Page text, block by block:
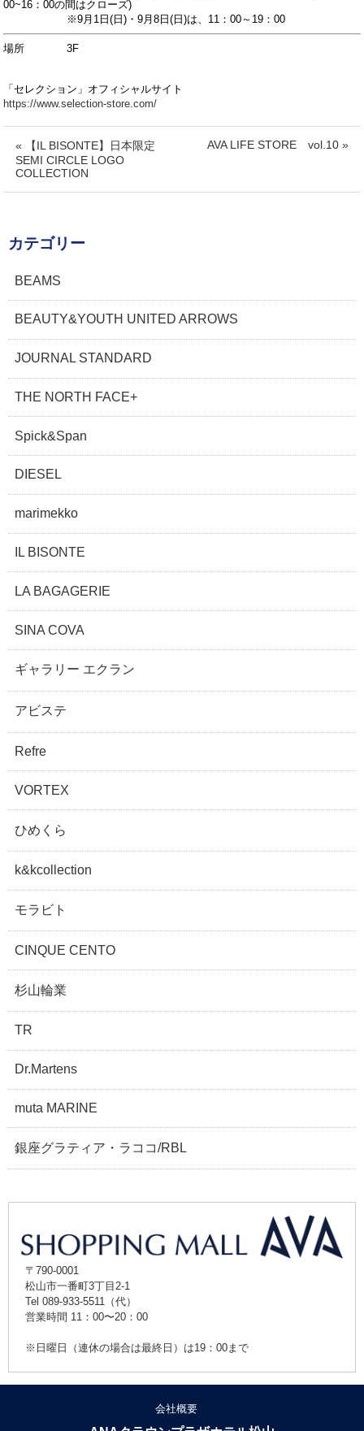
00~16：00の間はクローズ)
※9月1日(日)・9月8日(日)は、11：00～19：00
場所 3F
「セレクション」オフィシャルサイト
https://www.selection-store.com/
« 【IL BISONTE】日本限定
SEMI CIRCLE LOGO
COLLECTION
AVA LIFE STORE vol.10 »
カテゴリー
BEAMS
BEAUTY&YOUTH UNITED ARROWS
JOURNAL STANDARD
THE NORTH FACE+
Spick&Span
DIESEL
marimekko
IL BISONTE
LA BAGAGERIE
SINA COVA
ギャラリー エクラン
アビステ
Refre
VORTEX
ひめくら
k&kcollection
モラビト
CINQUE CENTO
杉山輪業
TR
Dr.Martens
muta MARINE
銀座グラティア・ラココ/RBL
〒790-0001
松山市一番町3丁目2-1
Tel 089-933-5511（代）
営業時間 11：00〜20：00
※日曜日（連休の場合は最終日）は19：00まで
会社概要